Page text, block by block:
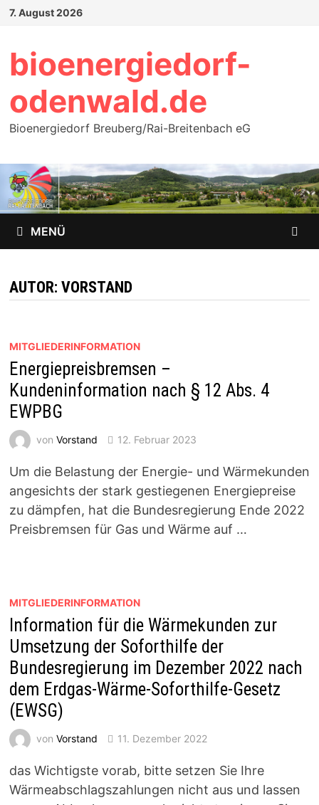
Zum
7. August 2026
bioenergiedorf-
odenwald.de
Bioenergiedorf Breuberg/Rai-Breitenbach eG
MENÜ
AUTOR: VORSTAND
MITGLIEDERINFORMATION
Energiepreisbremsen –
Kundeninformation nach § 12 Abs. 4
EWPBG
von Vorstand 12. Februar 2023
Um die Belastung der Energie- und Wärmekunden
angesichts der stark gestiegenen Energiepreise
zu dämpfen, hat die Bundesregierung Ende 2022
Preisbremsen für Gas und Wärme auf …
MITGLIEDERINFORMATION
Information für die Wärmekunden zur
Umsetzung der Soforthilfe der
Bundesregierung im Dezember 2022 nach
dem Erdgas-Wärme-Soforthilfe-Gesetz
(EWSG)
von Vorstand 11. Dezember 2022
das Wichtigste vorab, bitte setzen Sie Ihre
Wärmeabschlagszahlungen nicht aus und lassen